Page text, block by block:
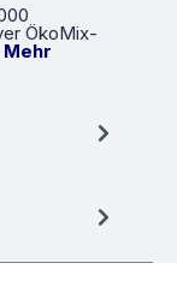
ÖkoMix-
Mehr